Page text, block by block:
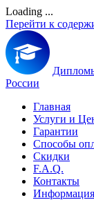
Loading ...
Перейти к
России
Главная
Услуги и
Гарантии
Способы
Скидки
F.A.Q.
Контакты
Информация